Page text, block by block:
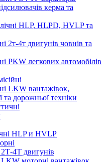
керма та
HLP, HLPD, HVLP та
2т-4т двигунів човнів та
PKW легкових автомобілів
LKW вантажівок,
та дорожньої техніки
HLP и HVLP
4Т двигунів